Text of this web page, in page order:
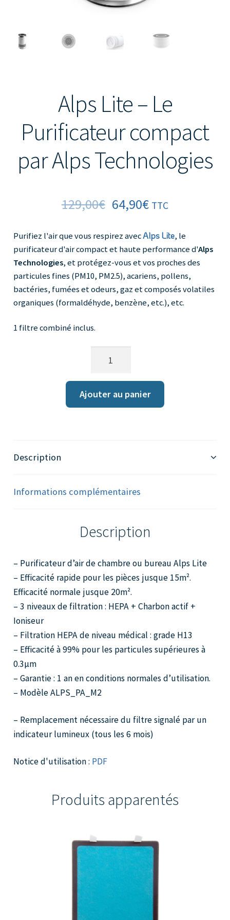
Alps Lite – Le
Purificateur compact
par Alps Technologies
129,00€ 64,90€ TTC
Purifiez l'air que vous respirez avecAlps Lite, le
purificateur d'air compact et haute performance d'Alps
Technologies, et protégez-vous et vos proches des
particules fines (PM10, PM2.5), acariens, pollens,
bactéries, fumées et odeurs, gaz et composés volatiles
organiques (formaldéhyde, benzène, etc.), etc.
1 filtre combiné inclus.
Ajouter au panier
Description
Informations complémentaires
Description
– Purificateur d’air de chambre ou bureau Alps Lite
– Efficacité rapide pour les pièces jusque 15m².
Efficacité normale jusque 20m².
– 3 niveaux de filtration : HEPA + Charbon actif +
Ioniseur
– Filtration HEPA de niveau médical : grade H13
– Efficacité à 99% pour les particules supérieures à
0.3µm
– Garantie : 1 an en conditions normales d’utilisation.
– Modèle ALPS_PA_M2
– Remplacement nécessaire du filtre signalé par un
indicateur lumineux (tous les 6 mois)
Notice d'utilisation : PDF
Produits apparentés